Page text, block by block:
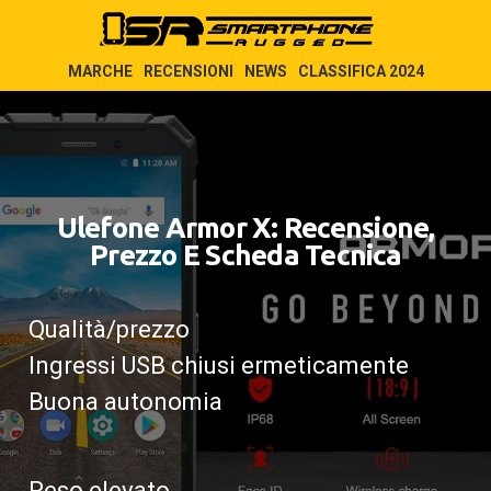
MARCHE RECENSIONI NEWS CLASSIFICA 2024
Qualità/prezzo
Ingressi USB chiusi ermeticamente
Buona autonomia
Ulefone Armor X: Recensione,
Prezzo E Scheda Tecnica